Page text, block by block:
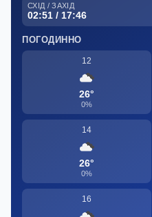
СХІД / ЗАХІД
02:51 / 17:46
ПОГОДИННО
12
26°
0%
14
26°
0%
16